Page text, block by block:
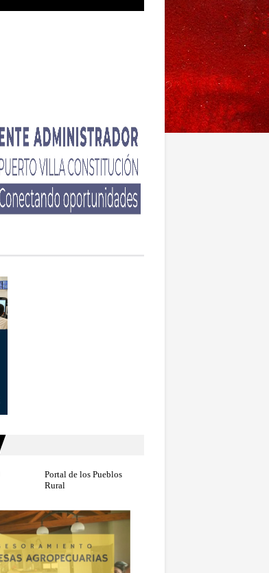
Portal de los Pueblos
Rural